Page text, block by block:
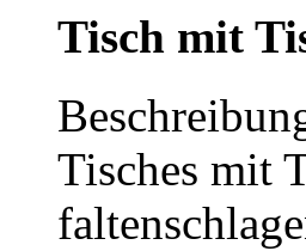
Tisch mit
Tisches mit